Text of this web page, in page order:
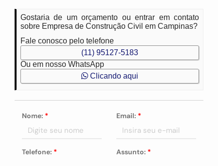
Gostaria de um orçamento ou entrar em contato
sobre Empresa de Construção Civil em Campinas?
Fale conosco pelo telefone
(11) 95127-5183
Ou em nosso WhatsApp
Clicando aqui
Nome: * Email: *
Telefone: * Assunto: *